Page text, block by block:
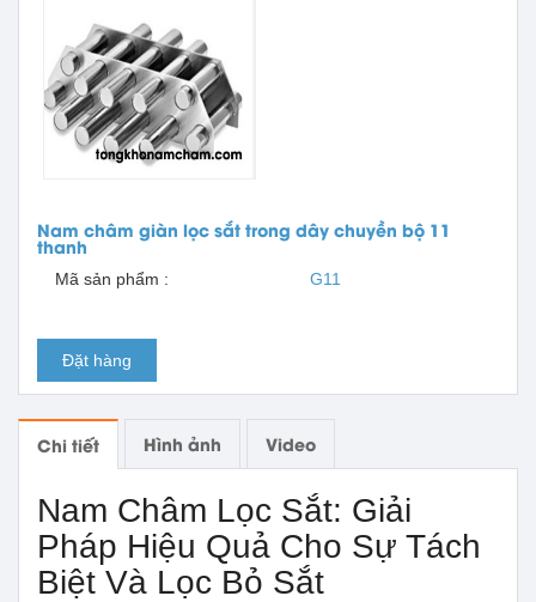
Nam châm giàn lọc sắt trong dây chuyền bộ 11
thanh
Mã sản phẩm : G11
Đặt hàng
Chi tiết Hình ảnh Video
Nam Châm Lọc Sắt: Giải
Pháp Hiệu Quả Cho Sự Tách
Biệt Và Lọc Bỏ Sắt